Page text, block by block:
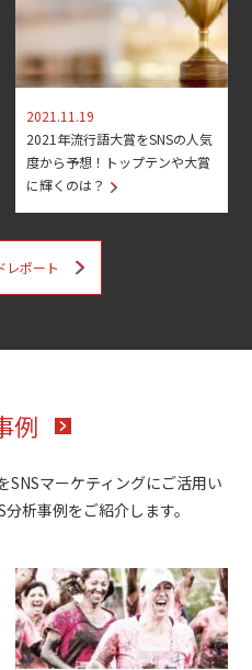
2021.11.19
2021年流行語大賞をSNSの人気
度から予想！トップテンや大賞
に輝くのは？
レポート
例
マーケティングにご活用い
析事例をご紹介します。